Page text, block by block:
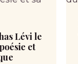
Lévi le
et